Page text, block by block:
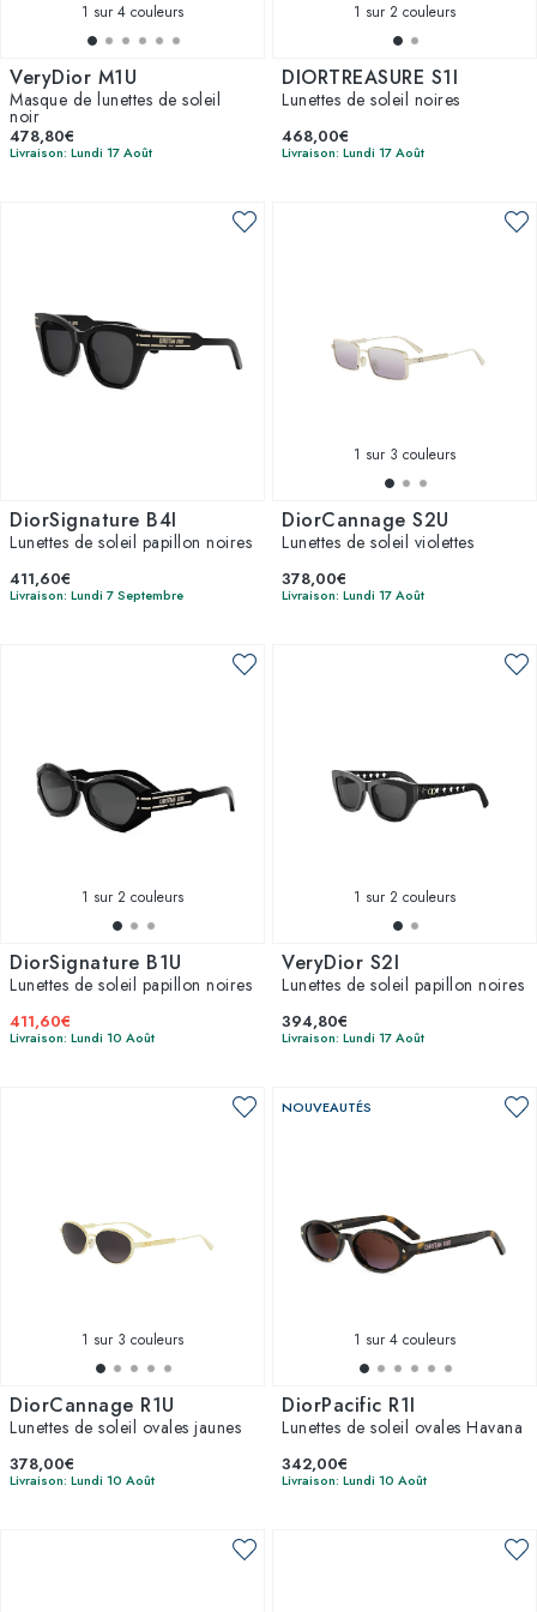
1 sur 4 couleurs
VeryDior M1U
Masque de lunettes de soleil
noir
478,80€
Livraison: Lundi 17 Août
1 sur 2 couleurs
DIORTREASURE S1I
Lunettes de soleil noires
468,00€
Livraison: Lundi 17 Août
DiorSignature B4I
Lunettes de soleil papillon noires
411,60€
Livraison: Lundi 7 Septembre
1 sur 3 couleurs
DiorCannage S2U
Lunettes de soleil violettes
378,00€
Livraison: Lundi 17 Août
1 sur 2 couleurs
DiorSignature B1U
Lunettes de soleil papillon noires
411,60€
Livraison: Lundi 10 Août
1 sur 2 couleurs
VeryDior S2I
Lunettes de soleil papillon noires
394,80€
Livraison: Lundi 17 Août
1 sur 3 couleurs
DiorCannage R1U
Lunettes de soleil ovales jaunes
378,00€
Livraison: Lundi 10 Août
NOUVEAUTÉS
1 sur 4 couleurs
DiorPacific R1I
Lunettes de soleil ovales Havana
342,00€
Livraison: Lundi 10 Août